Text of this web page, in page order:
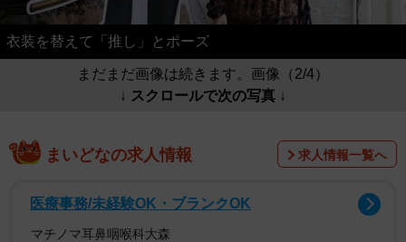
衣装を替えて「推し」とポーズ
まだまだ画像は続きます。画像（2/4）
↓ スクロールで次の写真 ↓
まいどなの求人情報 求人情報一覧へ
医療事務/未経験OK・ブランクOK
マチノマ耳鼻咽喉科大森